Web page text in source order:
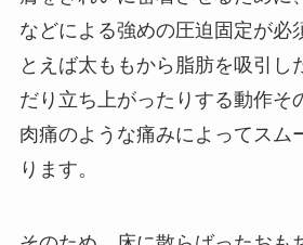
などによる強めの圧迫固定が必
とえば太ももから脂肪を吸引し
だり立ち上がったりする動作そ
肉痛のような痛みによってスム
ります。